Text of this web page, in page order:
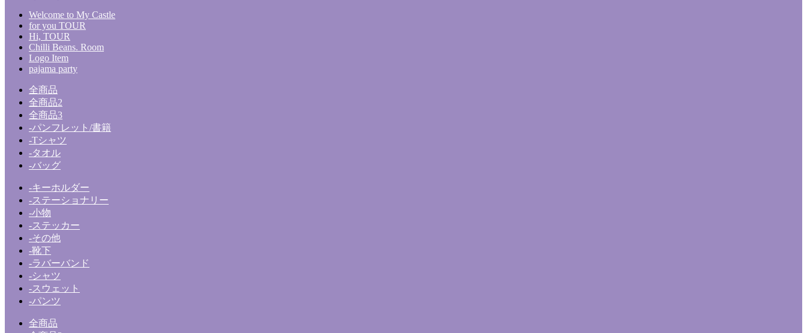
Welcome to My Castle
for you TOUR
Hi, TOUR
Chilli Beans. Room
Logo Item
pajama party
全商品
全商品2
全商品3
-パンフレット/書籍
-Tシャツ
-タオル
-バッグ
-キーホルダー
-ステーショナリー
-小物
-ステッカー
-その他
-靴下
-ラバーバンド
-シャツ
-スウェット
-パンツ
全商品